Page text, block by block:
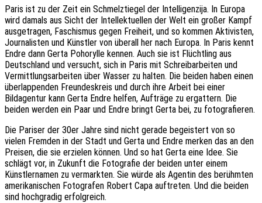
Paris ist zu der Zeit ein Schmelztiegel der Intelligenzija. In Europa
wird damals aus Sicht der Intellektuellen der Welt ein großer Kampf
ausgetragen, Faschismus gegen Freiheit, und so kommen Aktivisten,
Journalisten und Künstler von überall her nach Europa. In Paris kennt
Endre dann Gerta Pohorylle kennen. Auch sie ist Flüchtling aus
Deutschland und versucht, sich in Paris mit Schreibarbeiten und
Vermittlungsarbeiten über Wasser zu halten. Die beiden haben einen
überlappenden Freundeskreis und durch ihre Arbeit bei einer
Bildagentur kann Gerta Endre helfen, Aufträge zu ergattern. Die
beiden werden ein Paar und Endre bringt Gerta bei, zu fotografieren.
Die Pariser der 30er Jahre sind nicht gerade begeistert von so
vielen Fremden in der Stadt und Gerta und Endre merken das an den
Preisen, die sie erzielen können. Und so hat Gerta eine Idee. Sie
schlägt vor, in Zukunft die Fotografie der beiden unter einem
Künstlernamen zu vermarkten. Sie würde als Agentin des berühmten
amerikanischen Fotografen Robert Capa auftreten. Und die beiden
sind hochgradig erfolgreich.